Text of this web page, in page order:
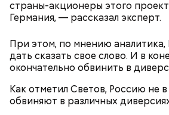
страны-акционеры этого
Германия, — рассказал эксперт.
При этом, по мнению аналитика,
дать сказать свое слово. И в
окончательно обвинить в
Как отметил Светов, Россию не
обвиняют в различных
маршруты проложены, пока это
эксперимент. Бабич заверил, что
радиации.